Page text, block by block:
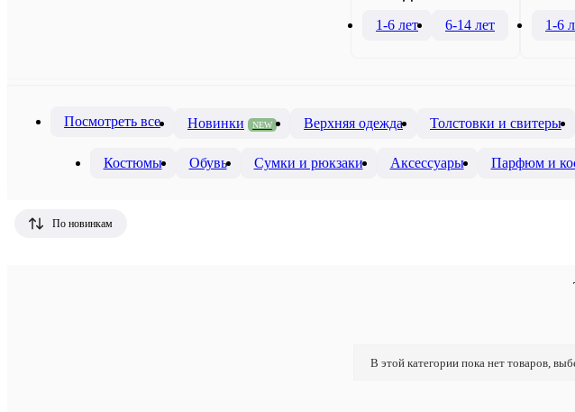
1-6 лет
6-14 лет
1-6
Посмотреть все Новинки NEW Верхняя одежда Толстовки и свитеры
Костюмы Обувь Сумки и рюкзаки Аксессуары Парфюм и
По новинкам
В этой категории пока нет товаров,